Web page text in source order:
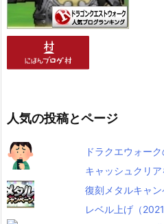
人気の投稿とページ
ドラクエウォー
キャッシュクリ
復刻メタルキャ
レベル上げ（